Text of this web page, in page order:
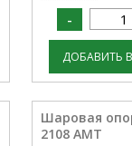
Шаровая
2108 АМТ